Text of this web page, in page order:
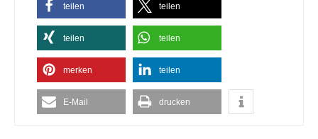
teilen teilen
teilen teilen
merken teilen
E-Mail drucken